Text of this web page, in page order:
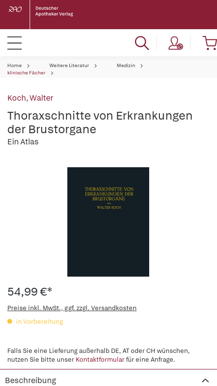
Home Weitere Literatur
Medizin
klinische Fächer
Koch, Walter
Thoraxschnitte von Erkrankungen
der Brustorgane
Ein Atlas
54,99 €*
Preise inkl. MwSt., ggf. zzgl. Versandkosten
in Vorbereitung
Falls Sie eine Lieferung außerhalb DE, AT oder CH wünschen,
nutzen Sie bitte unser Kontaktformularfür eine Anfrage.
Beschreibung